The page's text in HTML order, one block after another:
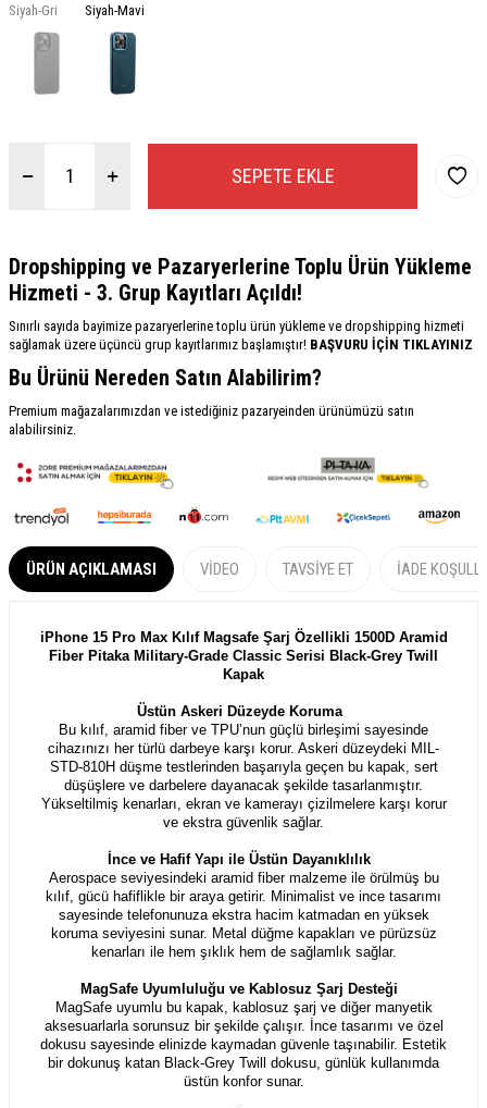
Siyah-Gri Siyah-Mavi
SEPETE EKLE
Dropshipping ve Pazaryerlerine Toplu Ürün Yükleme
Hizmeti - 3. Grup Kayıtları Açıldı!
Sınırlı sayıda bayimize pazaryerlerine toplu ürün yükleme ve dropshipping hizmeti
sağlamak üzere üçüncü grup kayıtlarımız başlamıştır! BAŞVURU İÇİN TIKLAYINIZ
Bu Ürünü Nereden Satın Alabilirim?
Premium mağazalarımızdan ve istediğiniz pazaryeinden ürünümüzü satın
alabilirsiniz.
ÜRÜN AÇIKLAMASI VIDEO TAVSIYE ET İADE
iPhone 15 Pro Max Kılıf Magsafe Şarj Özellikli 1500D Aramid
Fiber Pitaka Military-Grade Classic Serisi Black-Grey Twill
Kapak
Üstün Askeri Düzeyde Koruma
Bu kılıf, aramid fiber ve TPU’nun güçlü birleşimi sayesinde
cihazınızı her türlü darbeye karşı korur. Askeri düzeydeki MIL-
STD-810H düşme testlerinden başarıyla geçen bu kapak, sert
düşüşlere ve darbelere dayanacak şekilde tasarlanmıştır.
Yükseltilmiş kenarları, ekran ve kamerayı çizilmelere karşı korur
ve ekstra güvenlik sağlar.
İnce ve Hafif Yapı ile Üstün Dayanıklılık
Aerospace seviyesindeki aramid fiber malzeme ile örülmüş bu
kılıf, gücü hafiflikle bir araya getirir. Minimalist ve ince tasarımı
sayesinde telefonunuza ekstra hacim katmadan en yüksek
koruma seviyesini sunar. Metal düğme kapakları ve pürüzsüz
kenarları ile hem şıklık hem de sağlamlık sağlar.
MagSafe Uyumluluğu ve Kablosuz Şarj Desteği
MagSafe uyumlu bu kapak, kablosuz şarj ve diğer manyetik
aksesuarlarla sorunsuz bir şekilde çalışır. İnce tasarımı ve özel
dokusu sayesinde elinizde kaymadan güvenle taşınabilir. Estetik
bir dokunuş katan Black-Grey Twill dokusu, günlük kullanımda
üstün konfor sunar.